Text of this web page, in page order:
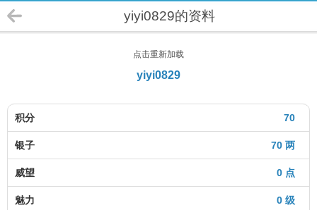
yiyi0829的资料
点击重新加载
yiyi0829
70
积分
70 两
银子
0 点
威望
0 级
魅力